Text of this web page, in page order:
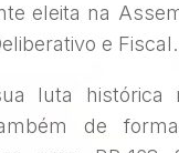
eleita na
e Fiscal.
luta histórica
de